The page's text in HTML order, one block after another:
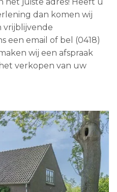
dan komen wij
vrijblijvende
een email of bel (0418)
wij een afspraak
verkopen van uw